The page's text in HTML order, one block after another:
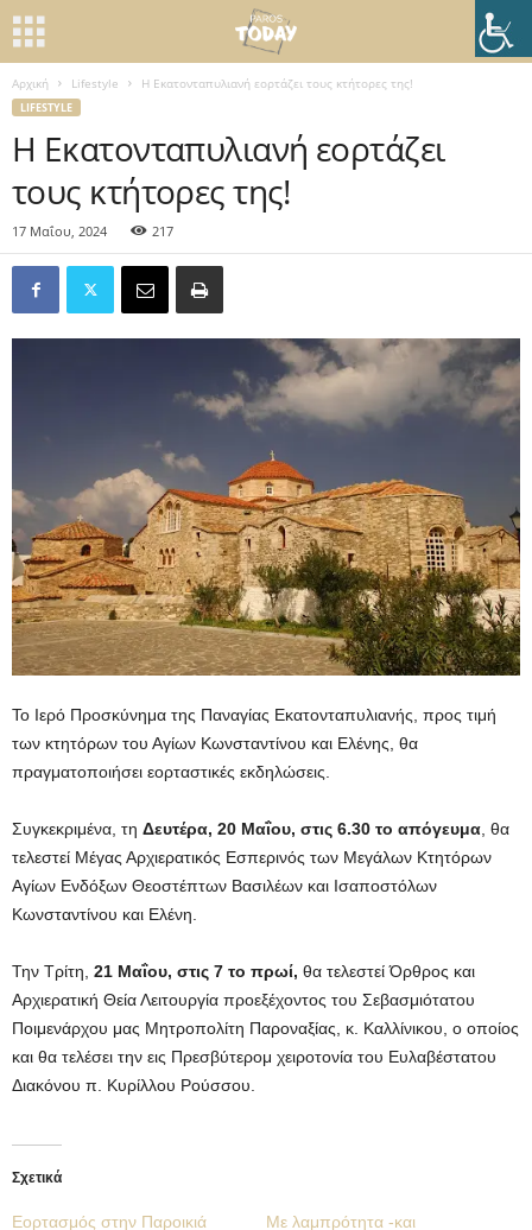
Αρχική Lifestyle Η Εκατονταπυλιανή εορτάζει τους κτήτορες της!
LIFESTYLE
Η Εκατονταπυλιανή εορτάζει
τους κτήτορες της!
17 Μαΐου, 2024 217
Το Ιερό Προσκύνημα της Παναγίας Εκατονταπυλιανής, προς τιμή
των κτητόρων του Αγίων Κωνσταντίνου και Ελένης, θα
πραγματοποιήσει εορταστικές εκδηλώσεις.
Συγκεκριμένα, τη Δευτέρα, 20 Μαΐου, στις 6.30 το απόγευμα, θα
τελεστεί Μέγας Αρχιερατικός Εσπερινός των Μεγάλων Κτητόρων
Αγίων Ενδόξων Θεοστέπτων Βασιλέων και Ισαποστόλων
Κωνσταντίνου και Ελένη.
Την Τρίτη, 21 Μαΐου, στις 7 το πρωί, θα τελεστεί Όρθρος και
Αρχιερατική Θεία Λειτουργία προεξέχοντος του Σεβασμιότατου
Ποιμενάρχου μας Μητροπολίτη Παροναξίας, κ. Καλλίνικου, ο οποίος
και θα τελέσει την εις Πρεσβύτερομ χειροτονία του Ευλαβέστατου
Διακόνου π. Κυρίλλου Ρούσσου.
Σχετικά
Εορτασμός στην Παροικιά
Με λαμπρότητα -και